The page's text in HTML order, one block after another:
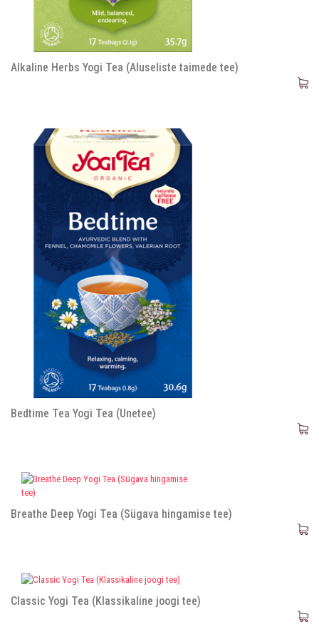
Alkaline Herbs Yogi Tea (Aluseliste taimede tee)
Bedtime Tea Yogi Tea (Unetee)
Breathe Deep Yogi Tea (Sügava hingamise tee)
Classic Yogi Tea (Klassikaline joogi tee)